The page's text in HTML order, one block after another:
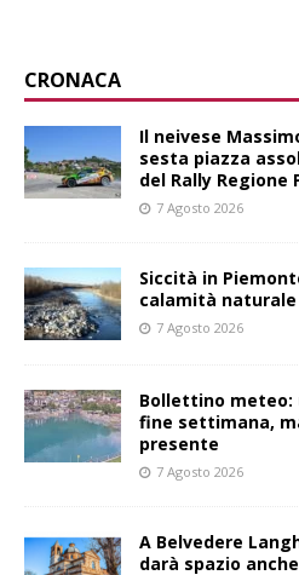
CRONACA
Il neivese
sesta piazza
del Rally Regione
7 Agosto 2026
Siccità in
calamità naturale
7 Agosto 2026
Bollettino meteo:
fine settimana,
presente
7 Agosto 2026
A Belvedere
darà spazio